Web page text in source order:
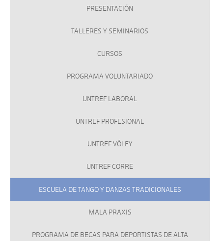
PRESENTACIÓN
TALLERES Y SEMINARIOS
CURSOS
PROGRAMA VOLUNTARIADO
UNTREF LABORAL
UNTREF PROFESIONAL
UNTREF VÓLEY
UNTREF CORRE
ESCUELA DE TANGO Y DANZAS TRADICIONALES
MALA PRAXIS
PROGRAMA DE BECAS PARA DEPORTISTAS DE ALTA